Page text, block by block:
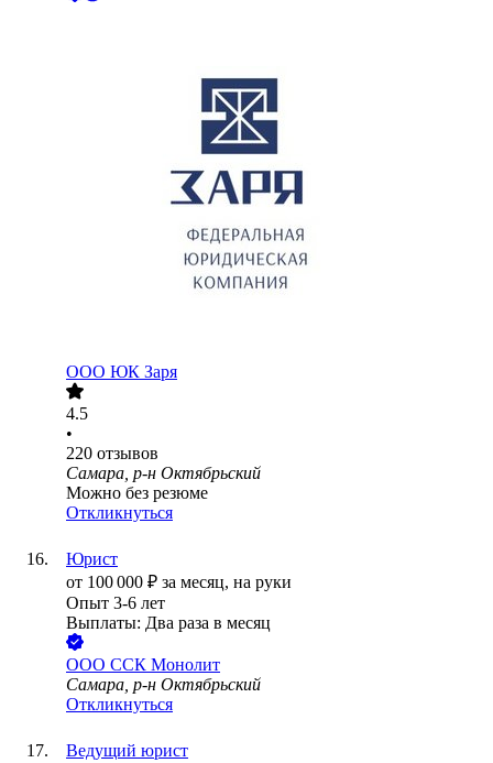
ООО ЮК Заря
4.5
•
220 отзывов
Самара, р-н Октябрьский
Можно без резюме
Откликнуться
Юрист
от 100 000 ₽ за месяц, на руки
Опыт 3-6 лет
Выплаты: Два раза в месяц
ООО ССК Монолит
Самара, р-н Октябрьский
Откликнуться
Ведущий юрист